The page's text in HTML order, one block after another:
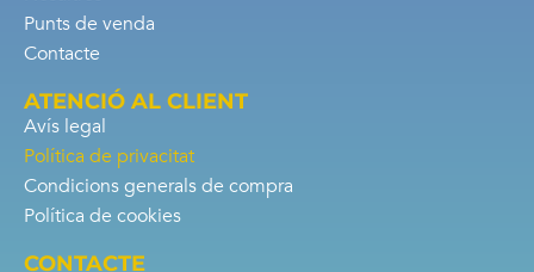
Punts de venda
Contacte
ATENCIÓ AL CLIENT
Avís legal
Política de privacitat
Condicions generals de compra
Política de cookies
CONTACTE